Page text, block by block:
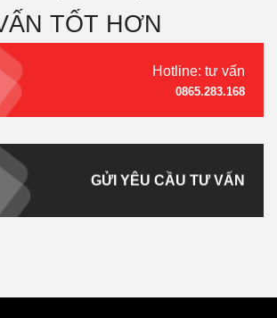
TỐT HƠN
Hotline: tư vấn
0865.283.168
GỬI YÊU CẦU TƯ VẤN